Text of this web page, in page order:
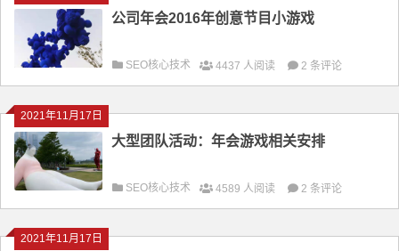
公司年会2016年创意节目小游戏
SEO核心技术 4437 人阅读 2 条评论
2021年11月17日
大型团队活动：年会游戏相关安排
SEO核心技术 4589 人阅读 2 条评论
2021年11月17日